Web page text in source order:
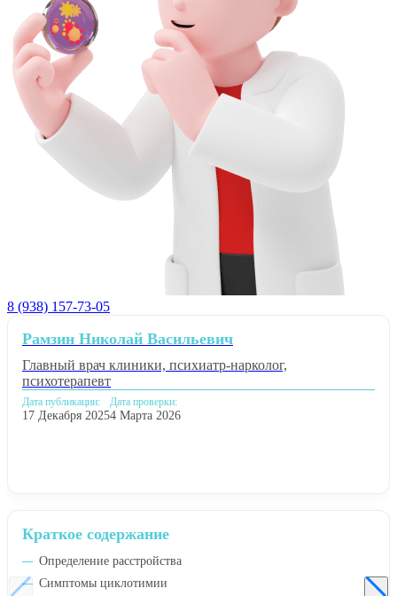
8 (938) 157-73-05
Краткое содержание
Определение расстройства
Симптомы циклотимии
Рамзин Николай Васильевич
Главный врач клиники, психиатр-нарколог,
психотерапевт
Дата публикации:
17 Декабря 2025
Дата проверки:
4 Марта 2026